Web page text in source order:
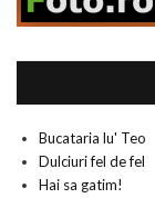
Bucataria lu' Teo
Dulciuri fel de fel
Hai sa gatim!